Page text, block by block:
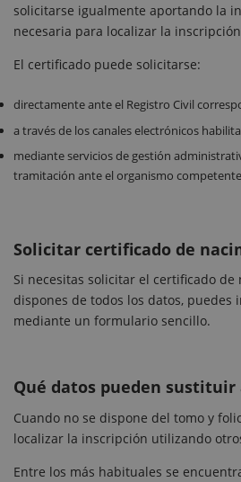
solicitarse igualmente aportando la
necesaria para localizar la
El certificado puede solicitarse:
directamente ante el Registro Civil
a través de los canales electrónicos
mediante servicios de gestión
tramitación ante el organismo
Solicitar certificado de
Si necesitas solicitar el certificado de
dispones de todos los datos,
mediante un formulario sencillo.
Qué datos pueden
Cuando no se dispone del tomo y
localizar la inscripción utilizando
Entre los más habituales se